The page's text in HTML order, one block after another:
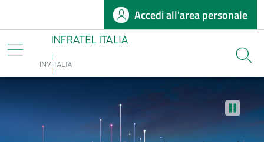
Salta al contenuto principaleAccedi all'area personale
Infratel
Stop